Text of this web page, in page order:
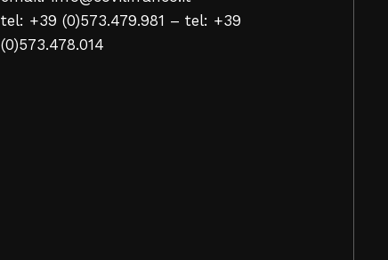
tel: +39 (0)573.479.981 – tel: +39
(0)573.478.014